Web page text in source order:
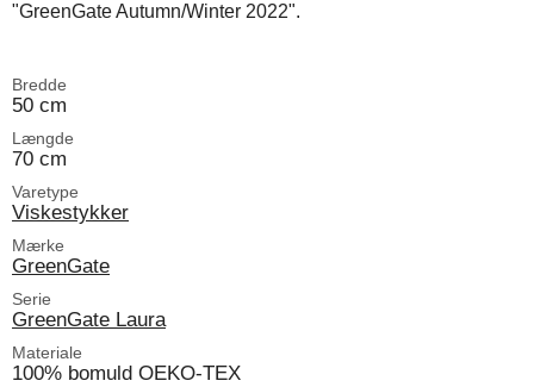
"GreenGate Autumn/Winter 2022".
Bredde
50 cm
Længde
70 cm
Varetype
Viskestykker
Mærke
GreenGate
Serie
GreenGate Laura
Materiale
100% bomuld OEKO-TEX